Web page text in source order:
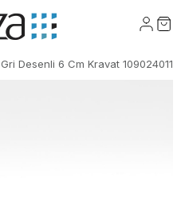
Gri Desenli 6 Cm Kravat 1090240112